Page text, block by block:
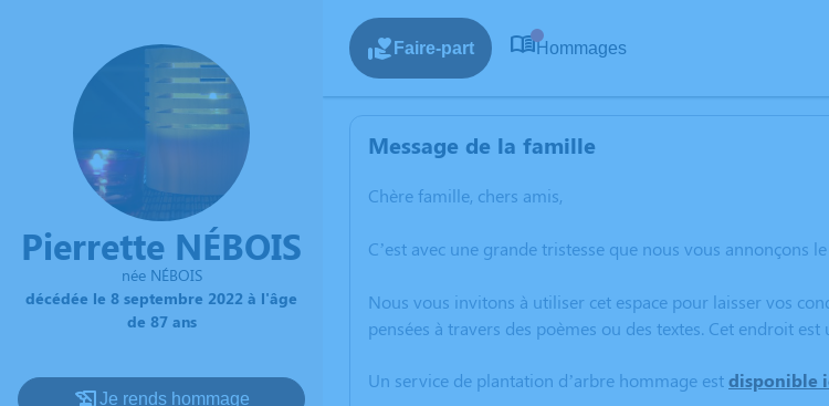
Pierrette NÉBOIS
née NÉBOIS
décédée le 8 septembre 2022 à l'âge
de 87 ans
Je rends hommage
Faire-part Hommages
Message de la famille
Chère famille, chers amis,
C’est avec une grande tristesse que nous vous annonçons
Nous vous invitons à utiliser cet espace pour laisser vos
pensées à travers des poèmes ou des textes. Cet endroit
Un service de plantation d’arbre hommage estdisponible